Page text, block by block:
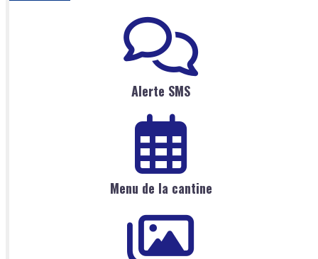
Alerte SMS
Menu de la cantine